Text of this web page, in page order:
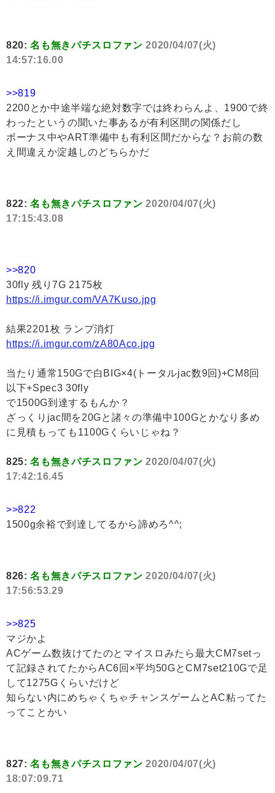
820:名も無きパチスロファン 2020/04/07(火)
14:57:16.00
>>819
2200とか中途半端な絶対数字では終わらんよ、1900で終
わったというの聞いた事あるが有利区間の関係だし
ボーナス中やART準備中も有利区間だからな？お前の数
え間違えか淀越しのどちらかだ
822:名も無きパチスロファン 2020/04/07(火)
17:15:43.08
>>820
30fly 残り7G 2175枚
https://i.imgur.com/VA7Kuso.jpg
結果2201枚 ランプ消灯
https://i.imgur.com/zA80Aco.jpg
当たり通常150Gで白BIG×4(トータルjac数9回)+CM8回
以下+Spec3 30fly
で1500G到達するもんか？
ざっくりjac間を20Gと諸々の準備中100Gとかなり多め
に見積もっても1100Gくらいじゃね？
825:名も無きパチスロファン 2020/04/07(火)
17:42:16.45
>>822
1500g余裕で到達してるから諦めろ^^;
826:名も無きパチスロファン 2020/04/07(火)
17:56:53.29
>>825
マジかよ
ACゲーム数抜けてたのとマイスロみたら最大CM7setっ
て記録されてたからAC6回×平均50GとCM7set210Gで足
して1275Gくらいだけど
知らない内にめちゃくちゃチャンスゲームとAC粘ってた
ってことかい
827:名も無きパチスロファン 2020/04/07(火)
18:07:09.71